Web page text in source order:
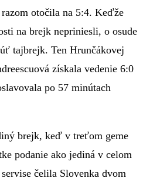
otočila na 5:4. Keďže
na brejk nepriniesli, o osude
tajbrejk. Ten Hrunčákovej
získala vedenie 6:0
po 57 minútach
brejk, keď v treťom geme
podanie ako jediná v celom
čelila Slovenka dvom